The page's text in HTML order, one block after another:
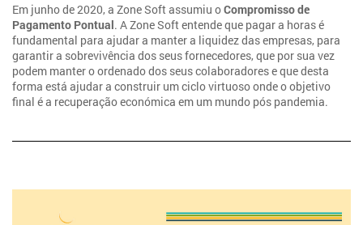
Em junho de 2020, a Zone Soft assumiu oCompromisso de
Pagamento Pontual. A Zone Soft entende que pagar a horas é
fundamental para ajudar a manter a liquidez das empresas, para
garantir a sobrevivência dos seus fornecedores, que por sua vez
podem manter o ordenado dos seus colaboradores e que desta
forma está ajudar a construir um ciclo virtuoso onde o objetivo
final é a recuperação económica em um mundo pós pandemia.